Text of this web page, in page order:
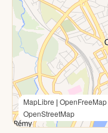
MapLibre | OpenFreeMap
OpenStreetMap